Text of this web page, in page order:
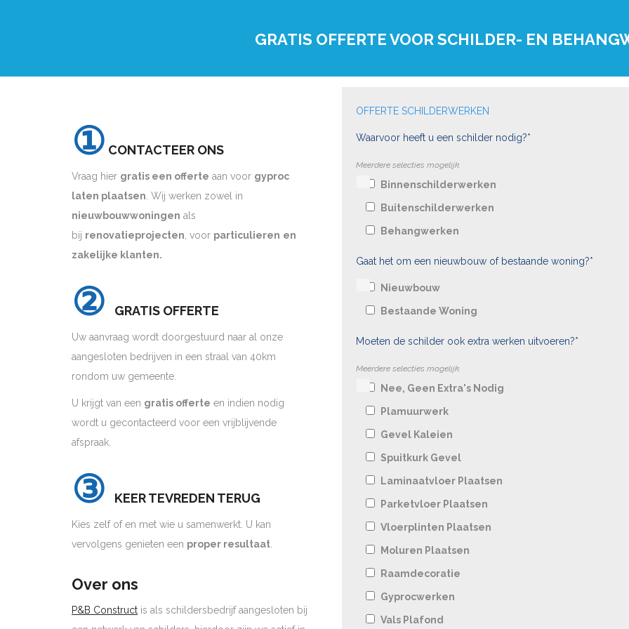
GRATIS OFFERTE VOOR SCHILDER- EN
① CONTACTEER ONS
Vraag hier gratis een offerte aan voor gyproc
laten plaatsen . Wij werken zowel in
nieuwbouwwoningen als
bij renovatieprojecten , voor particulieren en
zakelijke klanten.
② GRATIS OFFERTE
Uw aanvraag wordt doorgestuurd naar al onze
aangesloten bedrijven in een straal van 40km
rondom uw gemeente.
U krijgt van een gratis offerte en indien nodig
wordt u gecontacteerd voor een vrijblijvende
afspraak.
③ KEER TEVREDEN TERUG
Kies zelf of en met wie u samenwerkt. U kan
vervolgens genieten een proper resultaat
Over ons
P&B Construct is als schildersbedrijf aangesloten bij
OFFERTE SCHILDERWERKEN
Waarvoor heeft u een schilder nodig?*
Meerdere selecties mogelijk.
Binnenschilderwerken
Buitenschilderwerken
Behangwerken
Gaat het om een nieuwbouw of bestaande woning?*
Nieuwbouw
Bestaande Woning
Moeten de schilder ook extra werken uitvoeren?*
Meerdere selecties mogelijk.
Nee, Geen Extra's Nodig
Plamuurwerk
Gevel Kaleien
Spuitkurk Gevel
Laminaatvloer Plaatsen
Parketvloer Plaatsen
Vloerplinten Plaatsen
Moluren Plaatsen
Raamdecoratie
Gyprocwerken
Vals Plafond